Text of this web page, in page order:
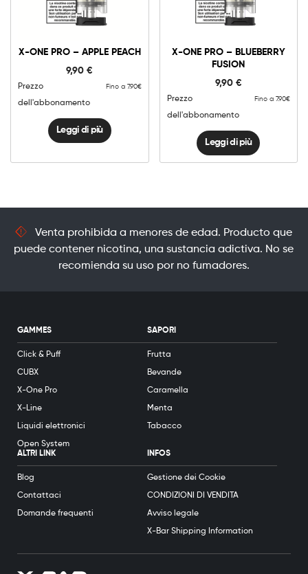
X-ONE PRO – APPLE PEACH
9,90€
Prezzo
dell'abbonamento
Fino a 7.90€
Leggi di più
X-ONE PRO – BLUEBERRY
FUSION
9,90 €
Prezzo
dell'abbonamento
Fino a 7.90€
Leggi di più
Venta prohibida a menores de edad. Producto que
puede contener nicotina, una sustancia adictiva. No se
recomienda su uso por no fumadores.
GAMMES
Click & Puff
CUBX
X-One Pro
X-Line
Liquidi elettronici
Open System
SAPORI
Frutta
Bevande
Caramella
Menta
Tabacco
ALTRI LINK
Blog
Contattaci
Domande frequenti
INFOS
Gestione dei Cookie
CONDIZIONI DI VENDITA
Avviso legale
X-Bar Shipping Information